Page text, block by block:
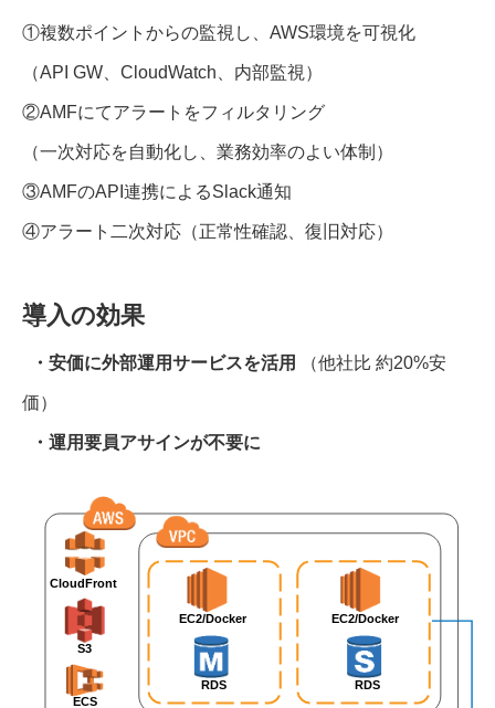
①複数ポイントからの監視し、AWS環境を可視化
（API GW、CloudWatch、内部監視）
②AMFにてアラートをフィルタリング
（一次対応を自動化し、業務効率のよい体制）
③AMFのAPI連携によるSlack通知
④アラート二次対応（正常性確認、復旧対応）
導入の効果
・安価に外部運用サービスを活用 （他社比 約20%安
価）
・運用要員アサインが不要に